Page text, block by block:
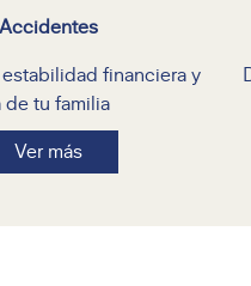
Accidentes
estabilidad financiera y
de tu familia
Ver más